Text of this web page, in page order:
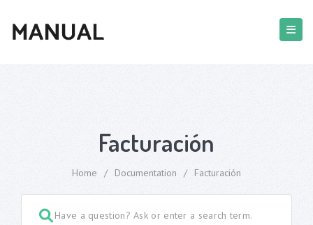
Facturación
Home / Documentation / Facturación